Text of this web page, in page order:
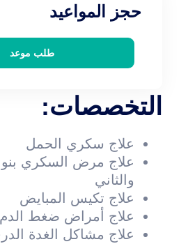
حجز المواعيد
طلب موعد
التخصصات:
علاج سكري الحمل
علاج مرض السكري
والثاني
علاج تكيس المبايض
علاج أمراض ضغط الدم
علاج مشاكل الغدة